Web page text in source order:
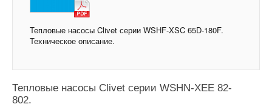
Тепловые насосы Clivet серии WSHF-XSC 65D-180F.
Техническое описание.
Тепловые насосы Clivet серии WSHN-XEE 82-
802.